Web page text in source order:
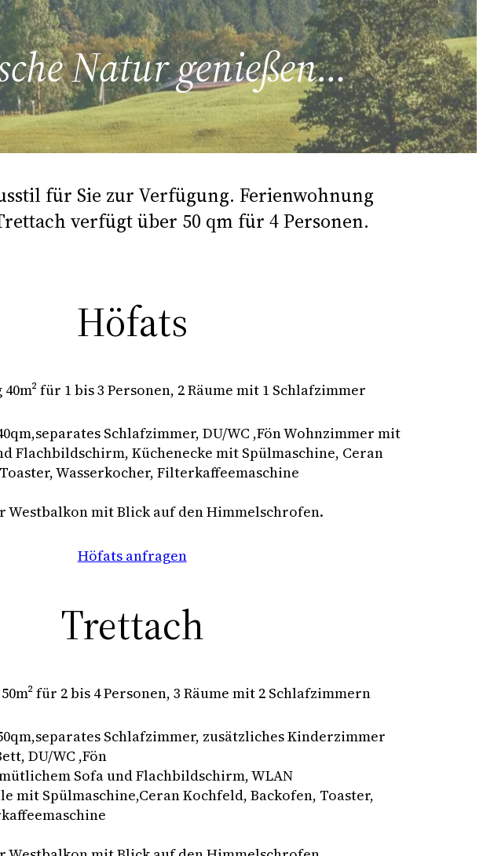
Natur genießen…
für Sie zur Verfügung. Ferienwohnung
verfügt über 50 qm für 4 Personen.
Höfats
für 1 bis 3 Personen, 2 Räume mit 1 Schlafzimmer
Schlafzimmer, DU/WC ,Fön Wohnzimmer mit
Flachbildschirm, Küchenecke mit Spülmaschine, Ceran
Wasserkocher, Filterkaffeemaschine
Westbalkon mit Blick auf den Himmelschrofen.
Höfats anfragen
Trettach
für 2 bis 4 Personen, 3 Räume mit 2 Schlafzimmern
Schlafzimmer, zusätzliches Kinderzimmer
DU/WC ,Fön
Sofa und Flachbildschirm, WLAN
mit Spülmaschine,Ceran Kochfeld, Backofen, Toaster,